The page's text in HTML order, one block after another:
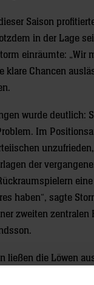
Saison
in der Lage
einräumte:
Chancen
wurde deutlich:
Im
der
haben“, sagte
zweiten
ließen die Löwen
vergibt (drei